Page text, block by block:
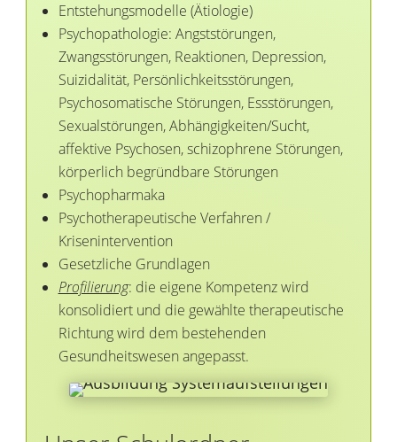
Entstehungsmodelle (Ätiologie)
Psychopathologie: Angststörungen,
Zwangsstörungen, Reaktionen, Depression,
Suizidalität, Persönlichkeitsstörungen,
Psychosomatische Störungen, Essstörungen,
Sexualstörungen, Abhängigkeiten/Sucht,
affektive Psychosen, schizophrene Störungen,
körperlich begründbare Störungen
Psychopharmaka
Psychotherapeutische Verfahren /
Krisenintervention
Gesetzliche Grundlagen
Profilierung: die eigene Kompetenz wird
konsolidiert und die gewählte therapeutische
Richtung wird dem bestehenden
Gesundheitswesen angepasst.